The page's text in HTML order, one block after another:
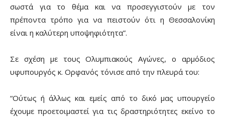
σωστά για το θέμα και να προσεγγιστούν με τον
πρέποντα τρόπο για να πειστούν ότι η Θεσσαλονίκη
είναι η καλύτερη υποψηφιότητα”.
Σε σχέση με τους Ολυμπιακούς Αγώνες, ο αρμόδιος
υφυπουργός κ. Ορφανός τόνισε από την πλευρά του:
“Ούτως ή άλλως και εμείς από το δικό μας υπουργείο
έχουμε προετοιμαστεί για τις δραστηριότητες εκείνο το